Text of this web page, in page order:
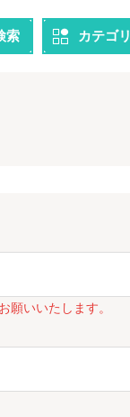
索 カテゴリ
いいたします。